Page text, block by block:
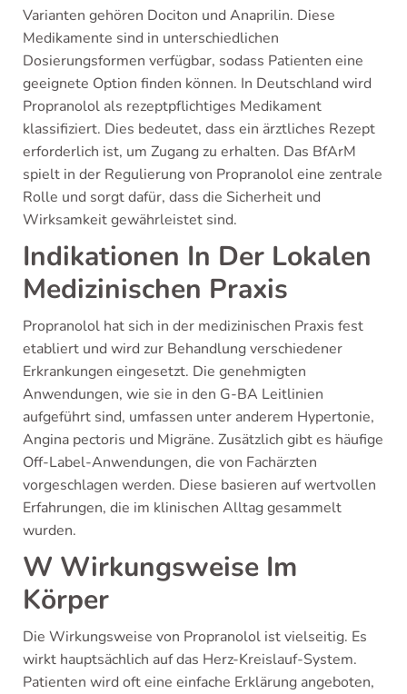
Varianten gehören Dociton und Anaprilin. Diese
Medikamente sind in unterschiedlichen
Dosierungsformen verfügbar, sodass Patienten eine
geeignete Option finden können. In Deutschland wird
Propranolol als rezeptpflichtiges Medikament
klassifiziert. Dies bedeutet, dass ein ärztliches Rezept
erforderlich ist, um Zugang zu erhalten. Das BfArM
spielt in der Regulierung von Propranolol eine zentrale
Rolle und sorgt dafür, dass die Sicherheit und
Wirksamkeit gewährleistet sind.
Indikationen In Der Lokalen
Medizinischen Praxis
Propranolol hat sich in der medizinischen Praxis fest
etabliert und wird zur Behandlung verschiedener
Erkrankungen eingesetzt. Die genehmigten
Anwendungen, wie sie in den G-BA Leitlinien
aufgeführt sind, umfassen unter anderem Hypertonie,
Angina pectoris und Migräne. Zusätzlich gibt es häufige
Off-Label-Anwendungen, die von Fachärzten
vorgeschlagen werden. Diese basieren auf wertvollen
Erfahrungen, die im klinischen Alltag gesammelt
wurden.
W Wirkungsweise Im
Körper
Die Wirkungsweise von Propranolol ist vielseitig. Es
wirkt hauptsächlich auf das Herz-Kreislauf-System.
Patienten wird oft eine einfache Erklärung angeboten,